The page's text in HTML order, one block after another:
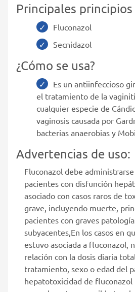
Principales
Fluconazol
Secnidazol
¿Cómo se usa?
Es un antiinfeccioso
el tratamiento de la
cualquier especie de
vaginosis causada por
bacterias anaerobias y
Advertencias de uso:
Fluconazol debe
pacientes con disfunción
asociado con casos raros de
grave, incluyendo muerte,
pacientes con graves
subyacentes,En los casos en
estuvo asociada a fluconazol,
relación con la dosis diaria
tratamiento, sexo o edad del
hepatotoxicidad de fluconazol